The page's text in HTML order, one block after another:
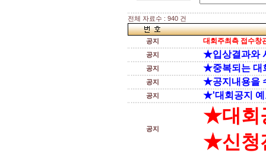
전체 자료수 : 940 건
공지 대회주최측 접수창
공지 ★입상결과와
공지 ★중복되는 대
공지 ★공지내용을
공지 ★'대회공지 예
공지
★대회
★신청